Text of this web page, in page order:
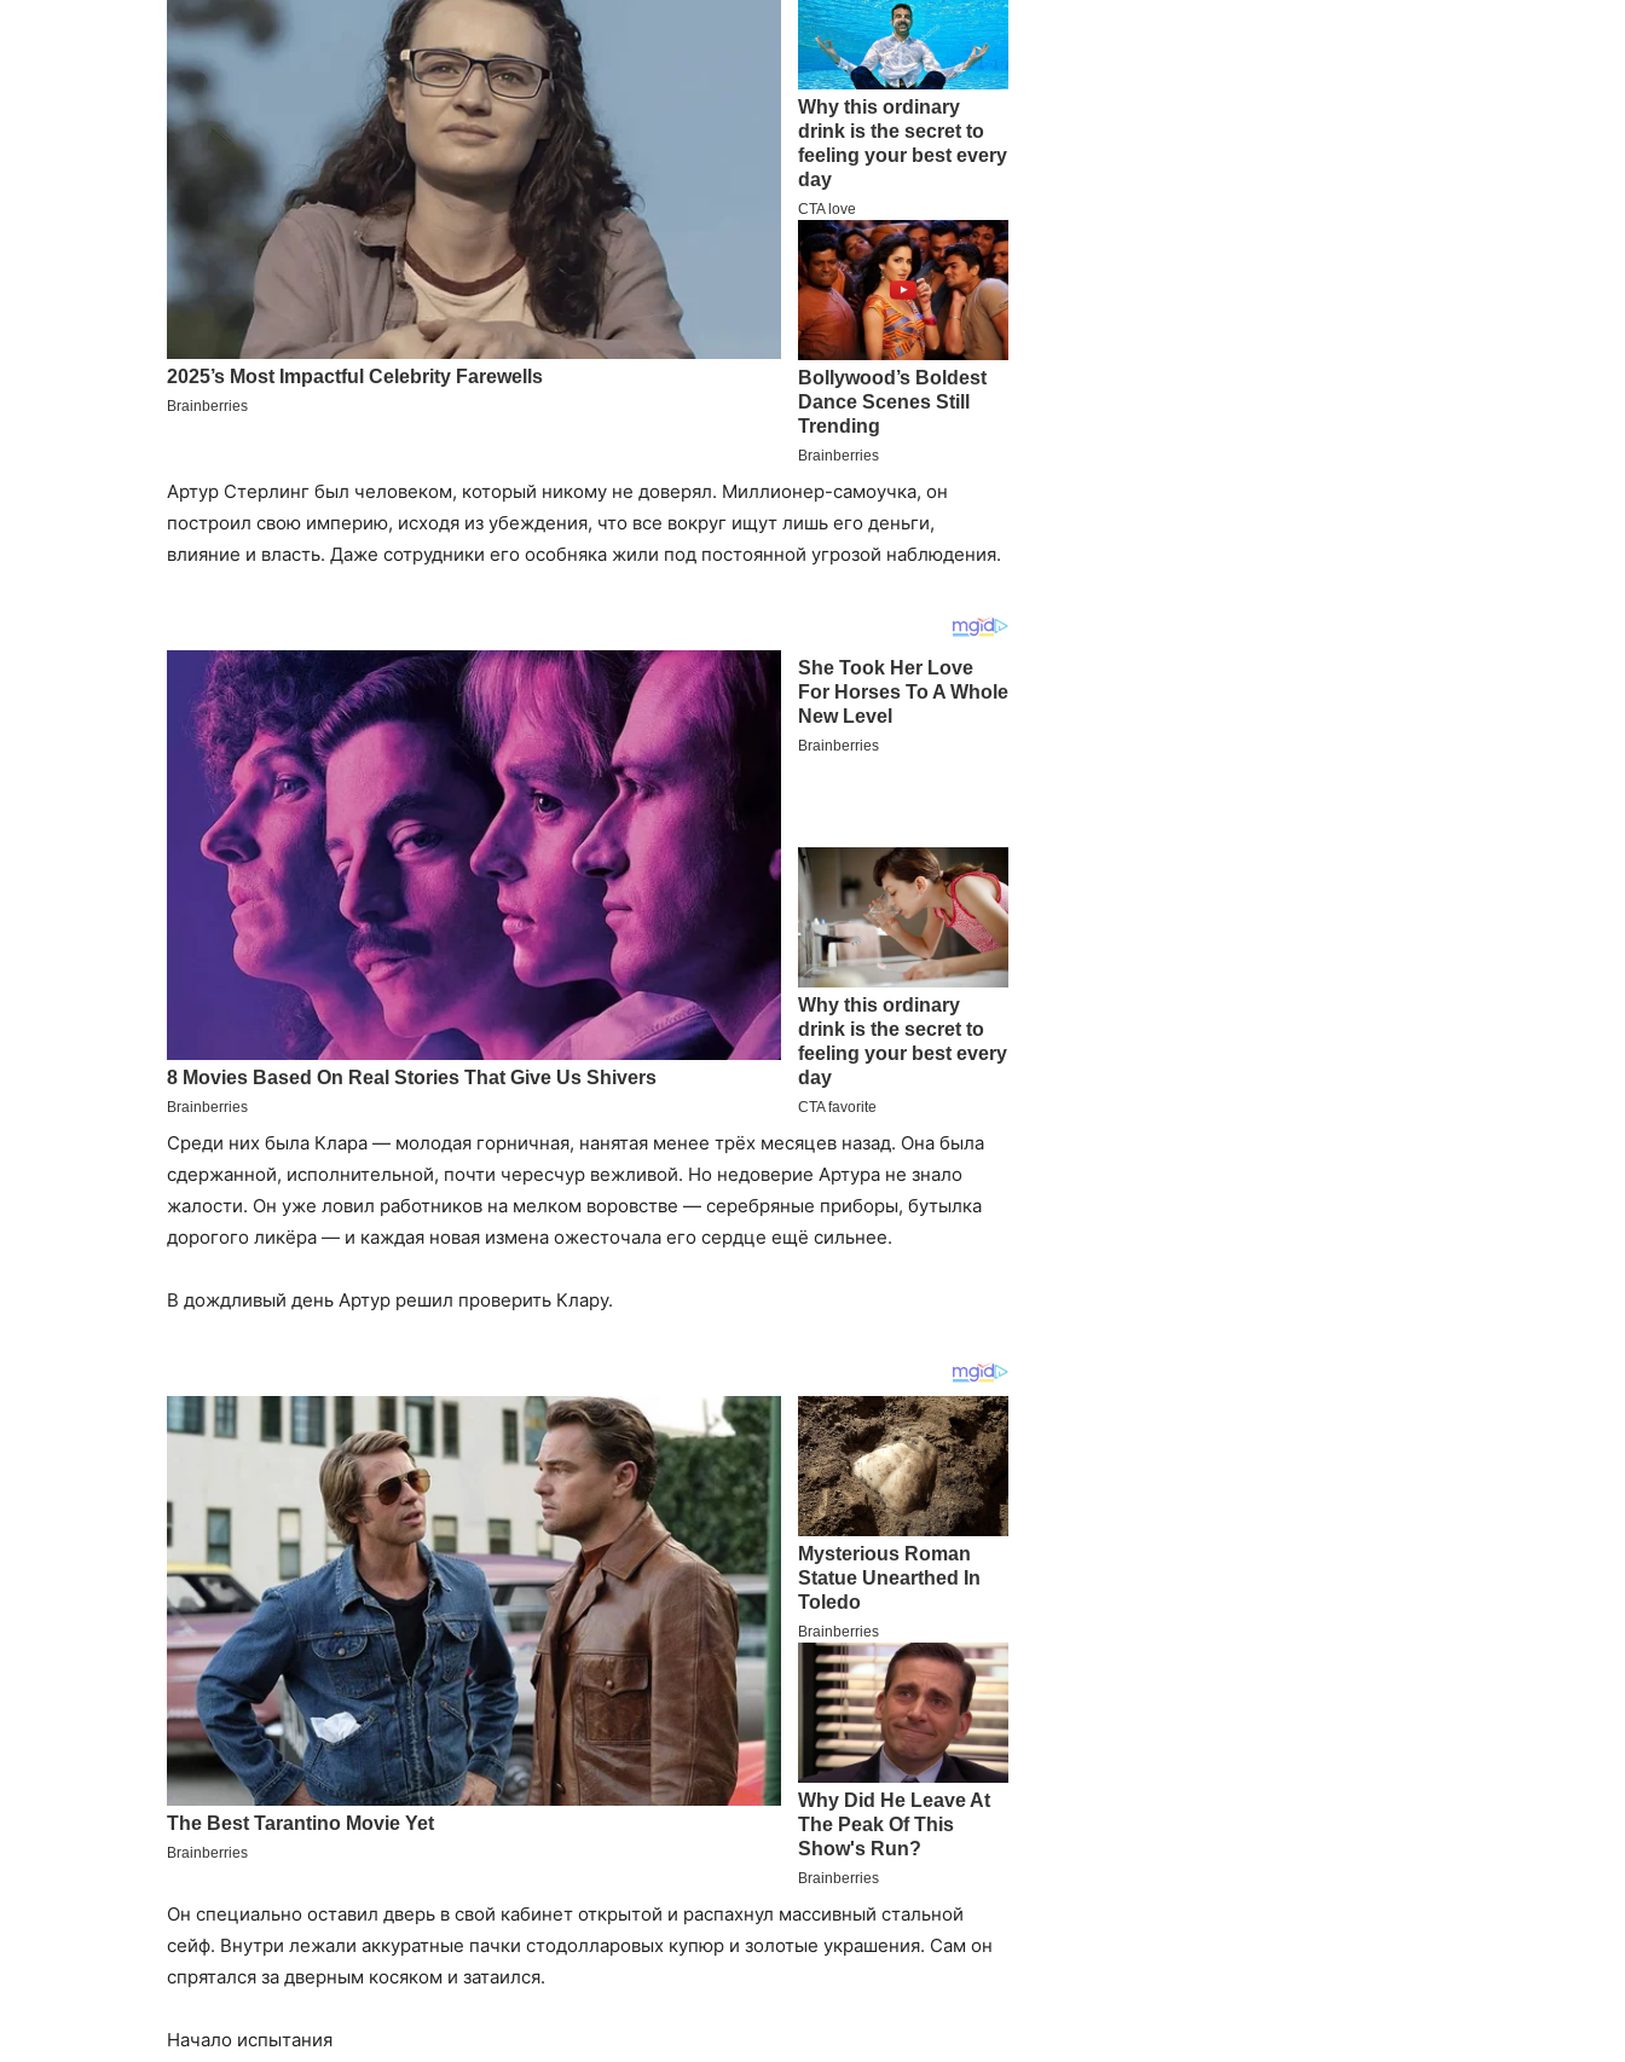
Артур Стерлинг был человеком, который никому не доверял. Миллионер-самоучка, он
построил свою империю, исходя из убеждения, что все вокруг ищут лишь его деньги,
влияние и власть. Даже сотрудники его особняка жили под постоянной угрозой наблюдения.
Среди них была Клара — молодая горничная, нанятая менее трёх месяцев назад. Она была
сдержанной, исполнительной, почти чересчур вежливой. Но недоверие Артура не знало
жалости. Он уже ловил работников на мелком воровстве — серебряные приборы, бутылка
дорогого ликёра — и каждая новая измена ожесточала его сердце ещё сильнее.
В дождливый день Артур решил проверить Клару.
Он специально оставил дверь в свой кабинет открытой и распахнул массивный стальной
сейф. Внутри лежали аккуратные пачки стодолларовых купюр и золотые украшения. Сам он
спрятался за дверным косяком и затаился.
Начало испытания